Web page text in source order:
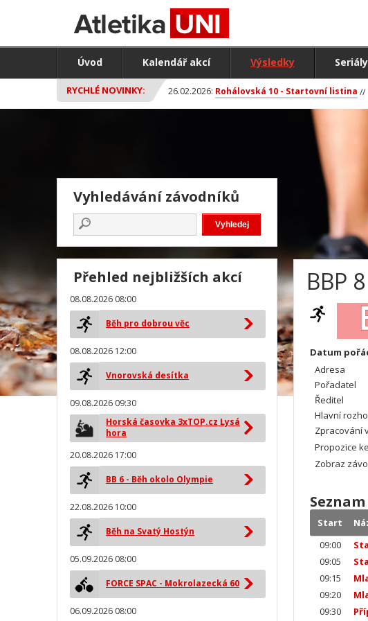
Úvod Kalendář akcí Výsledky Seriály
RYCHLÉ NOVINKY: 26.02.2026: Rohálovská 10 - Startovní listina
BBP
Datum
Adresa
Pořadatel
Ředitel
Hlavní
Zpracování
Propozice
Zobraz
Start
09:00
09:05
09:15
09:20
09:30
Vyhledávání závodníků
Přehled nejbližších akcí
08.08.2026 08:00
Běh pro dobrou věc
08.08.2026 12:00
Vnorovská desítka
09.08.2026 09:30
Horská časovka 3xTOP.cz Lysá
hora
20.08.2026 17:00
BB 6 - Běh okolo Olympie
22.08.2026 10:00
Běh na Svatý Hostýn
05.09.2026 08:00
FORCE SPAC - Mokrolazecká 60
06.09.2026 08:00